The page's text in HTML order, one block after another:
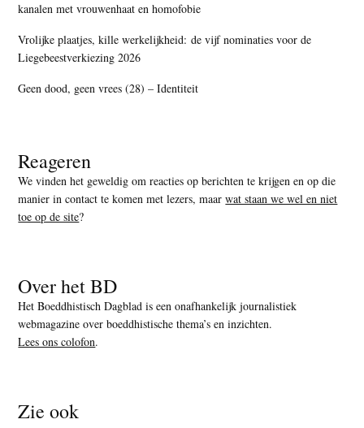
kanalen met vrouwenhaat en homofobie
Vrolijke plaatjes, kille werkelijkheid: de vijf nominaties voor de
Liegebeestverkiezing 2026
Geen dood, geen vrees (28) – Identiteit
Reageren
We vinden het geweldig om reacties op berichten te krijgen en op die
manier in contact te komen met lezers, maarwat staan we wel en niet
toe op de site?
Over het BD
Het Boeddhistisch Dagblad is een onafhankelijk journalistiek
webmagazine over boeddhistische thema’s en inzichten.
Lees ons colofon.
Zie ook